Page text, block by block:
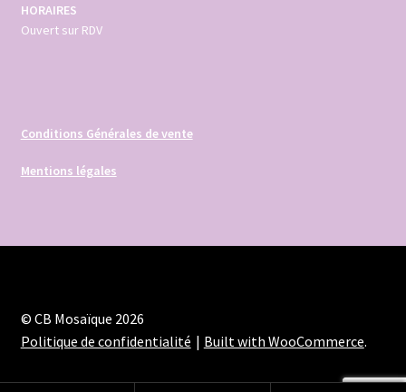
HORAIRES
Ouvert sur RDV
Conditions Générales de vente
Mentions légales
© CB Mosaïque 2026
Politique de confidentialité
Built with WooCommerce.